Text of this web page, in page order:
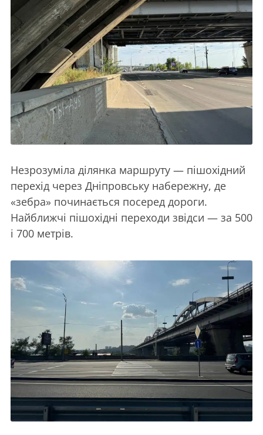
Незрозуміла ділянка маршруту — пішохідний
перехід через Дніпровську набережну, де
«зебра» починається посеред дороги.
Найближчі пішохідні переходи звідси — за 500
і 700 метрів.